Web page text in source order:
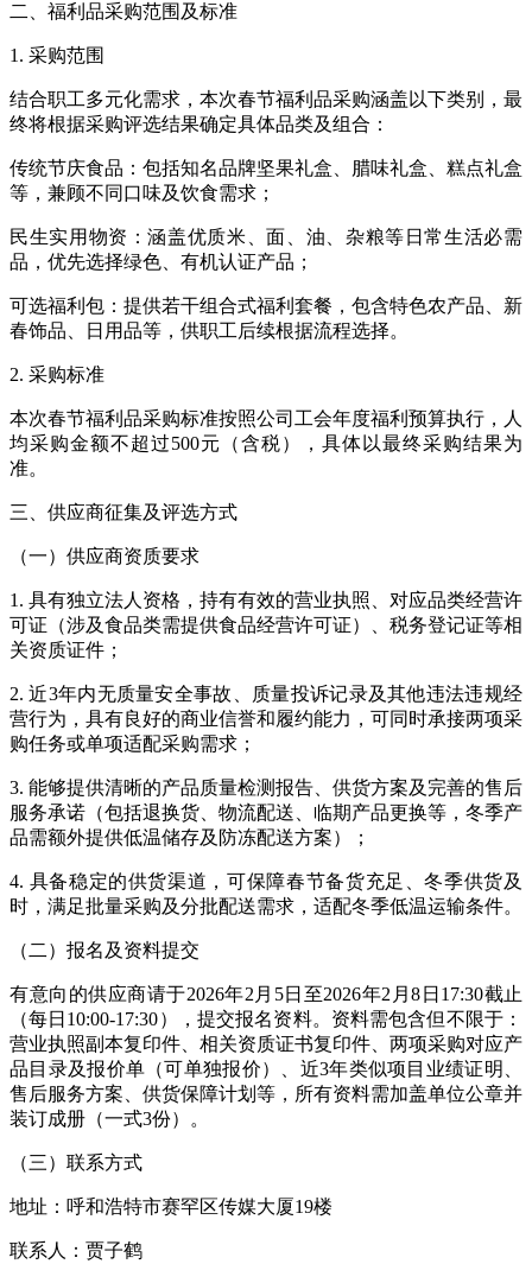
二、福利品采购范围及标准
1. 采购范围
结合职工多元化需求，本次春节福利品采购涵盖以下类别，最
终将根据采购评选结果确定具体品类及组合：
传统节庆食品：包括知名品牌坚果礼盒、腊味礼盒、糕点礼盒
等，兼顾不同口味及饮食需求；
民生实用物资：涵盖优质米、面、油、杂粮等日常生活必需
品，优先选择绿色、有机认证产品；
可选福利包：提供若干组合式福利套餐，包含特色农产品、新
春饰品、日用品等，供职工后续根据流程选择。
2. 采购标准
本次春节福利品采购标准按照公司工会年度福利预算执行，人
均采购金额不超过500元（含税），具体以最终采购结果为
准。
三、供应商征集及评选方式
（一）供应商资质要求
1. 具有独立法人资格，持有有效的营业执照、对应品类经营许
可证（涉及食品类需提供食品经营许可证）、税务登记证等相
关资质证件；
2.近3年内无质量安全事故、质量投诉记录及其他违法违规经
营行为，具有良好的商业信誉和履约能力，可同时承接两项采
购任务或单项适配采购需求；
3. 能够提供清晰的产品质量检测报告、供货方案及完善的售后
服务承诺（包括退换货、物流配送、临期产品更换等，冬季产
品需额外提供低温储存及防冻配送方案）；
4. 具备稳定的供货渠道，可保障春节备货充足、冬季供货及
时，满足批量采购及分批配送需求，适配冬季低温运输条件。
（二）报名及资料提交
有意向的供应商请于2026年2 月 5日至2026年2 月 8 日 17:30截止
（每日 10:00-17:30），提交报名资料。资料需包含但不限于：
营业执照副本复印件、相关资质证书复印件、两项采购对应产
品目录及报价单（可单独报价）、近3年类似项目业绩证明、
售后服务方案、供货保障计划等，所有资料需加盖单位公章并
装订成册（一式3份）。
（三）联系方式
地址：呼和浩特市赛罕区传媒大厦19楼
联系人：贾子鹤